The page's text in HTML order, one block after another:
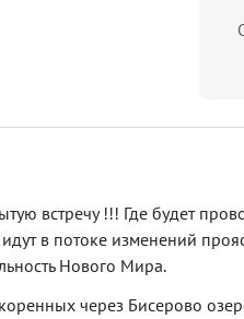
встречу !!! Где будет
в потоке изменений
Нового Мира.
через Бисерово